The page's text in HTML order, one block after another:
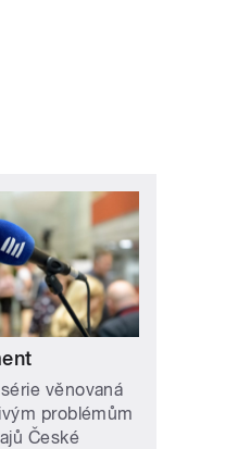
věnovaná
problémům
České